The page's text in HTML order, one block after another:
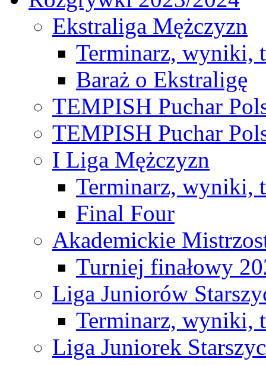
Ekstraliga Mężczyzn
Terminarz, wyniki,
Baraż o Ekstraligę
TEMPISH Puchar
TEMPISH Puchar
I Liga Mężczyzn
Terminarz, wyniki,
Final Four
Akademickie
Turniej finałowy
Liga Juniorów
Terminarz, wyniki,
Liga Juniorek